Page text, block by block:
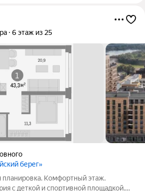
6 этаж из 25
берег»
планировка. Комфортный этаж.
с деткой и спортивной площадкой.